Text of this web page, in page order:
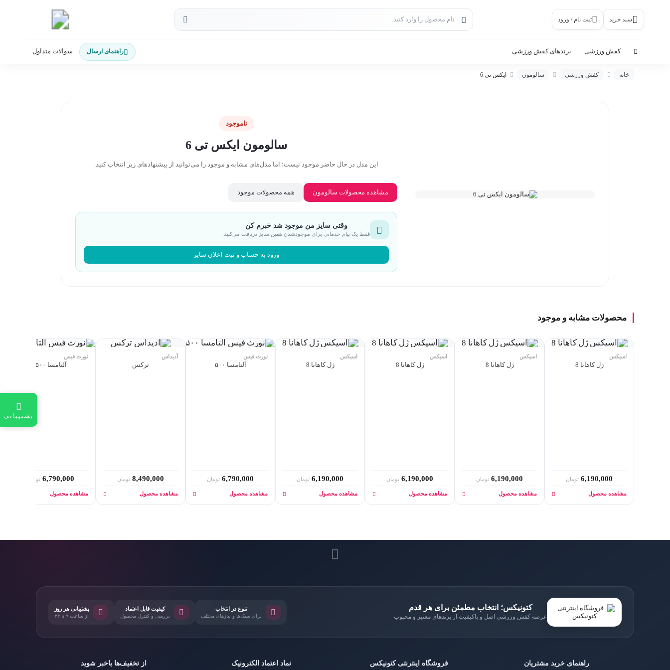
سبد خرید ثبت نام / ورود
کفش ورزشی برندهای کفش ورزشی راهنمای ارسال سوالات متداول
پشتیبانی
خانه کفش ورزشی سالومون ایکس تی 6
ناموجود
سالومون ایکس تی 6
این مدل در حال حاضر موجود نیست؛ اما مدل‌های مشابه و موجود را می‌توانید از پیشنهادهای زیر انتخاب کنید.
مشاهده محصولات سالومون همه محصولات موجود
وقتی سایز من موجود شد خبرم کن
فقط یک پیام خدماتی برای موجودشدن همین سایز دریافت می‌کنید.
ورود به حساب و ثبت اعلان سایز
محصولات مشابه و موجود
اسیکس
ژل کاهانا 8
6,190,000 تومان
مشاهده محصول
اسیکس
ژل کاهانا 8
6,190,000 تومان
مشاهده محصول
اسیکس
ژل کاهانا 8
6,190,000 تومان
مشاهده محصول
اسیکس
ژل کاهانا 8
6,190,000 تومان
مشاهده محصول
نورث فیس
آلتامسا ۵۰۰
6,790,000 تومان
مشاهده محصول
آدیداس
ترکس
8,490,000 تومان
مشاهده محصول
نورث فیس
آلتامسا ۵۰۰
6,790,000 تومان
مشاهده محصول
کتونیکس؛ انتخاب مطمئن برای هر قدم
عرضه کفش ورزشی اصل و باکیفیت از برندهای معتبر و محبوب
تنوع در انتخاب
برای سبک‌ها و نیازهای مختلف
کیفیت قابل اعتماد
بررسی و کنترل محصول
پشتیبانی هر روز
از ساعت ۹ تا ۲۴
راهنمای خرید مشتریان فروشگاه اینترنتی کتونیکس نماد اعتماد الکترونیک از تخفیف‌ها باخبر شوید